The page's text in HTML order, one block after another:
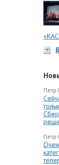
Петр
Сбер
Петр